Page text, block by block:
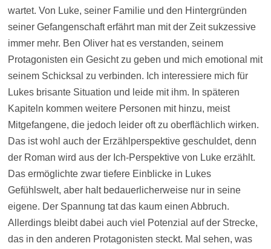
wartet. Von Luke, seiner Familie und den Hintergründen
seiner Gefangenschaft erfährt man mit der Zeit sukzessive
immer mehr. Ben Oliver hat es verstanden, seinem
Protagonisten ein Gesicht zu geben und mich emotional mit
seinem Schicksal zu verbinden. Ich interessiere mich für
Lukes brisante Situation und leide mit ihm. In späteren
Kapiteln kommen weitere Personen mit hinzu, meist
Mitgefangene, die jedoch leider oft zu oberflächlich wirken.
Das ist wohl auch der Erzählperspektive geschuldet, denn
der Roman wird aus der Ich-Perspektive von Luke erzählt.
Das ermöglichte zwar tiefere Einblicke in Lukes
Gefühlswelt, aber halt bedauerlicherweise nur in seine
eigene. Der Spannung tat das kaum einen Abbruch.
Allerdings bleibt dabei auch viel Potenzial auf der Strecke,
das in den anderen Protagonisten steckt. Mal sehen, was